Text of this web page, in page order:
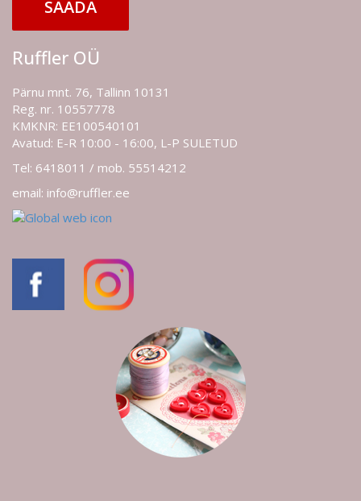
SAADA
Ruffler OÜ
Pärnu mnt. 76, Tallinn 10131
Reg. nr. 10557778
KMKNR: EE100540101
Avatud: E-R 10:00 - 16:00, L-P SULETUD
Tel: 6418011 / mob. 55514212
email: info@ruffler.ee